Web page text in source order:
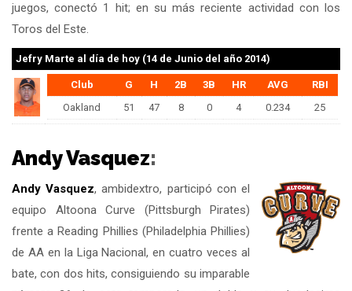
juegos, conectó 1 hit; en su más reciente actividad con los
Toros del Este.
Jefry Marte al día de hoy (14 de Junio del año 2014)
Club G H 2B 3B HR AVG
RBI
Oakland
51 47 8 0 4 0.234 25
Andy Vasquez:
Andy Vasquez, ambidextro, participó con el
equipo Altoona Curve (Pittsburgh Pirates)
frente a Reading Phillies (Philadelphia Phillies)
de AA en la Liga Nacional, en cuatro veces al
bate, con dos hits, consiguiendo su imparable